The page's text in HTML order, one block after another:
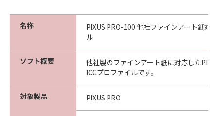
名称
PIXUS PRO-100 他社ファインアート紙対
ル
ソフト概要
他社製のファインアート紙に対応した
ICCプロファイルです。
対象製品 PIXUS PRO